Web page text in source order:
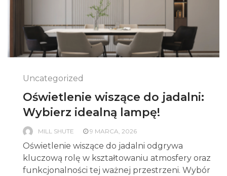
Uncategorized
Oświetlenie wiszące do jadalni:
Wybierz idealną lampę!
MILL SHUTE 9 MARCA, 2026
Oświetlenie wiszące do jadalni odgrywa
kluczową rolę w kształtowaniu atmosfery oraz
funkcjonalności tej ważnej przestrzeni. Wybór